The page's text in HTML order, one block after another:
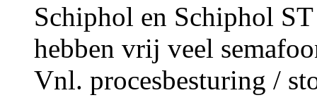
Schiphol en Schiphol
hebben vrij veel
Vnl. procesbesturing /